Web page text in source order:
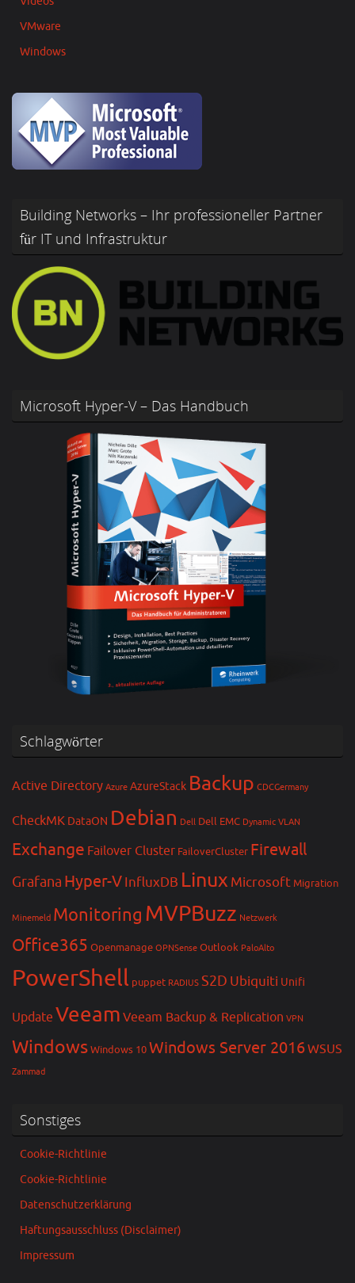
VMware
Windows
Building Networks – Ihr professioneller Partner
für IT und Infrastruktur
Microsoft Hyper-V – Das Handbuch
Schlagwörter
Active Directory Azure AzureStack Backup CDCGermany
CheckMK DataON Debian Dell Dell EMC Dynamic VLAN
Exchange Failover Cluster FailoverCluster Firewall
Grafana Hyper-VInfluxDB Linux Microsoft Migration
Minemeld Monitoring MVPBuzz Netzwerk
Office365 Openmanage OPNSense Outlook PaloAlto
PowerShell puppet RADIUS S2D Ubiquiti Unifi
Update Veeam Veeam Backup & Replication VPN
WindowsWindows 10Windows Server 2016WSUS
Zammad
Sonstiges
Cookie-Richtlinie
Cookie-Richtlinie
Datenschutzerklärung
Haftungsausschluss (Disclaimer)
Impressum